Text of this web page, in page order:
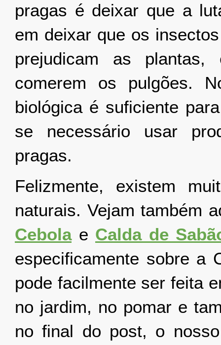
pragas é deixar que a
em deixar que os
prejudicam as
comerem os pulgões.
biológica é suficiente
se necessário usar
pragas.
Felizmente, existem
naturais. Vejam também
Cebolae Calda de
especificamente sobre a
pode facilmente ser feita
no jardim, no pomar e
no final do post, o